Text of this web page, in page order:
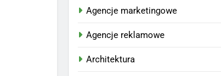
Agencje marketingowe
Agencje reklamowe
Architektura